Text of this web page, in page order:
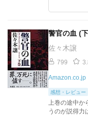
警官の血 (
佐々木譲
799
Amazon.co.jp
感想・レビュー
上巻の途中か
うのが説得力